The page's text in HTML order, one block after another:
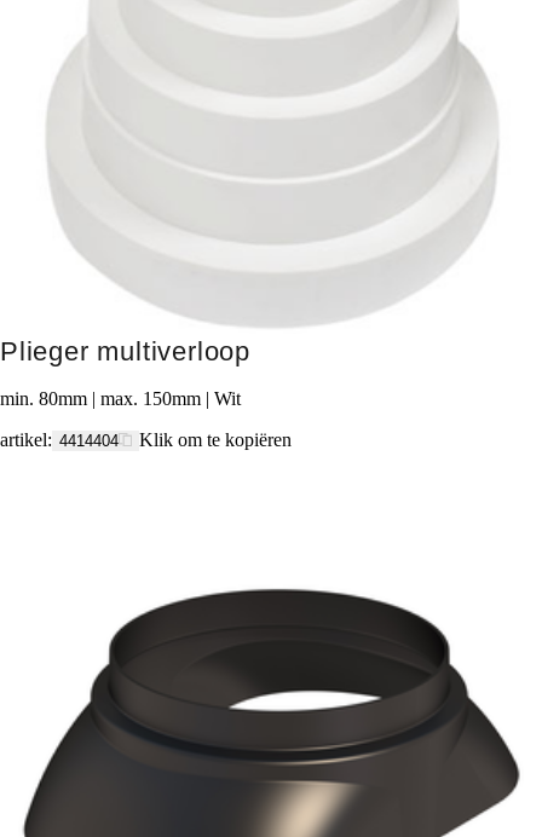
Plieger multiverloop
min. 80mm | max. 150mm | Wit
artikel: 4414404 Klik om te kopiëren